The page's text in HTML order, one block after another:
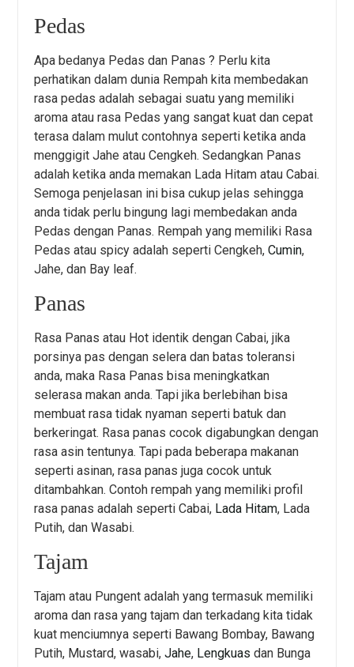
Pedas
Apa bedanya Pedas dan Panas ? Perlu kita
perhatikan dalam dunia Rempah kita membedakan
rasa pedas adalah sebagai suatu yang memiliki
aroma atau rasa Pedas yang sangat kuat dan cepat
terasa dalam mulut contohnya seperti ketika anda
menggigit Jahe atau Cengkeh. Sedangkan Panas
adalah ketika anda memakan Lada Hitam atau Cabai.
Semoga penjelasan ini bisa cukup jelas sehingga
anda tidak perlu bingung lagi membedakan anda
Pedas dengan Panas. Rempah yang memiliki Rasa
Pedas atau spicy adalah seperti Cengkeh,Cumin,
Jahe, dan Bay leaf.
Panas
Rasa Panas atau Hot identik dengan Cabai, jika
porsinya pas dengan selera dan batas toleransi
anda, maka Rasa Panas bisa meningkatkan
selerasa makan anda. Tapi jika berlebihan bisa
membuat rasa tidak nyaman seperti batuk dan
berkeringat. Rasa panas cocok digabungkan dengan
rasa asin tentunya. Tapi pada beberapa makanan
seperti asinan, rasa panas juga cocok untuk
ditambahkan. Contoh rempah yang memiliki profil
rasa panas adalah seperti Cabai, Lada Hitam, Lada
Putih, dan Wasabi.
Tajam
Tajam atau Pungent adalah yang termasuk memiliki
aroma dan rasa yang tajam dan terkadang kita tidak
kuat menciumnya seperti Bawang Bombay, Bawang
Putih, Mustard, wasabi,Jahe, Lengkuas dan Bunga